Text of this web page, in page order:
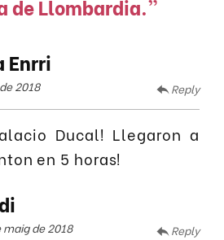
de Llombardia.”
Enrri
2018 Reply
Ducal! Llegaron a
en 5 horas!
maig de 2018 Reply